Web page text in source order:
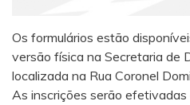
Os formulários estão
versão física na Secretaria de
localizada na Rua Coronel
As inscrições serão efetivadas